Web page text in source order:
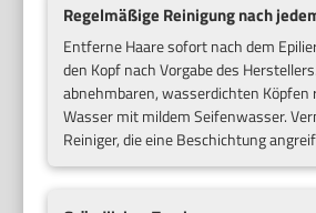
Regelmäßige Reinigung nach
Entferne Haare sofort nach dem
den Kopf nach Vorgabe des
abnehmbaren, wasserdichten Köpfen
Wasser mit mildem Seifenwasser.
Reiniger, die eine Beschichtung